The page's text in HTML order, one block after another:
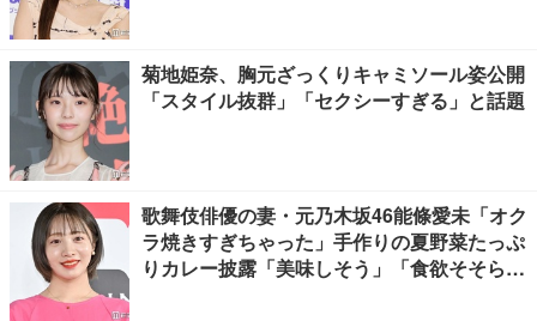
菊地姫奈、胸元ざっくりキャミソール姿公開
「スタイル抜群」「セクシーすぎる」と話題
歌舞伎俳優の妻・元乃木坂46能條愛未「オク
ラ焼きすぎちゃった」手作りの夏野菜たっぷ
りカレー披露「美味しそう」「食欲そそられ